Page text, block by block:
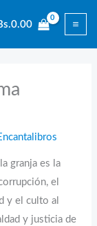
0.00
granja es la
el
y el culto al
y justicia de